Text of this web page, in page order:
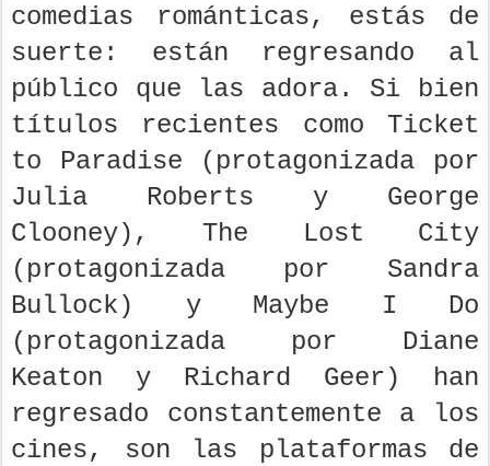
comedias románticas, estás de
suerte: están regresando al
público que las adora. Si bien
títulos recientes como Ticket
to Paradise (protagonizada por
Julia Roberts y George
Clooney), The Lost City
(protagonizada por Sandra
Bullock) y Maybe I Do
(protagonizada por Diane
Keaton y Richard Geer) han
regresado constantemente a los
cines, son las plataformas de